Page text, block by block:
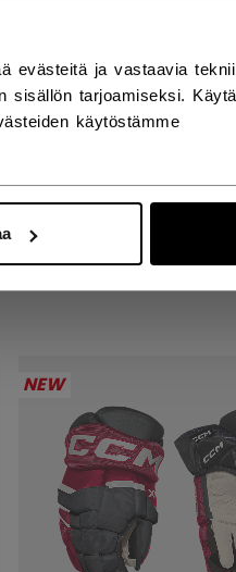
evästeitä ja vastaavia
sisällön tarjoamiseksi.
käytöstämme
HANSKAT SENIOR
NEW